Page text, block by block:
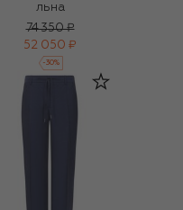
льна
74 350 ₽
52 050 ₽
-30%